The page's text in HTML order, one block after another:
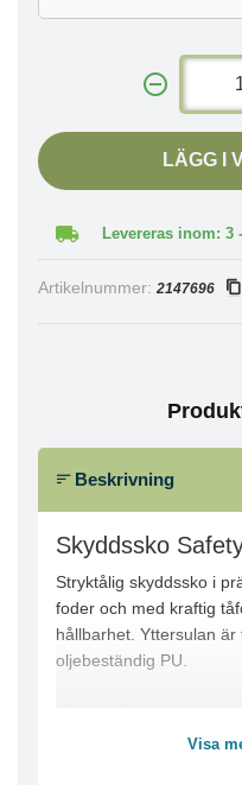
LÄGG I
Levereras inom: 3
Artikelnummer: 2147696
Beskrivning
Skyddssko
Stryktålig skyddssko i
foder och med kraftig
hållbarhet. Yttersulan
oljebeständig PU.
-Ståltåhätta och
Visa